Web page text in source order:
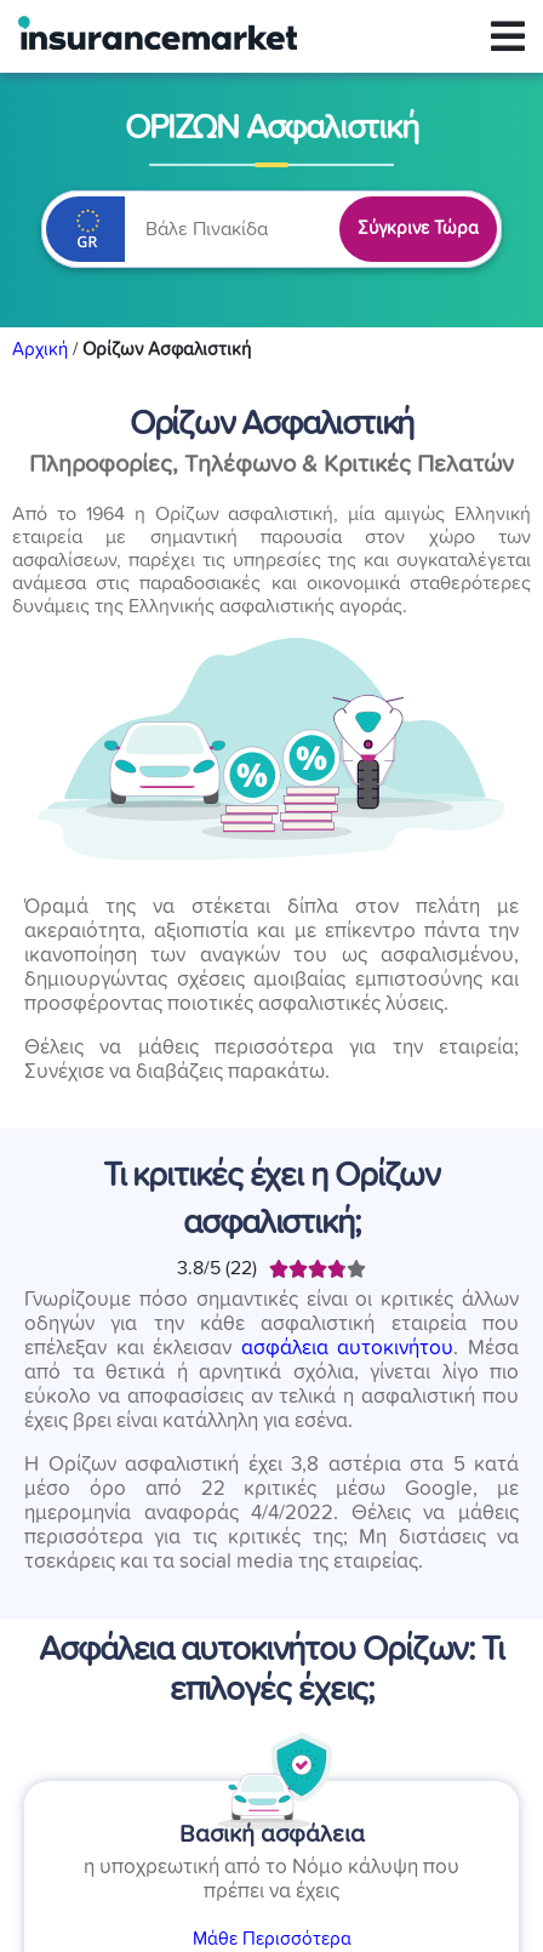
ΟΡΙΖΩΝ Ασφαλιστική
Σύγκρινε Τώρα
Αρχική / Ορίζων Ασφαλιστική
Ορίζων Ασφαλιστική
Πληροφορίες, Τηλέφωνο & Κριτικές Πελατών
Από το 1964 η Ορίζων ασφαλιστική, μία αμιγώς Ελληνική
εταιρεία με σημαντική παρουσία στον χώρο των
ασφαλίσεων, παρέχει τις υπηρεσίες της και συγκαταλέγεται
ανάμεσα στις παραδοσιακές και οικονομικά σταθερότερες
δυνάμεις της Ελληνικής ασφαλιστικής αγοράς.
Όραμά της να στέκεται δίπλα στον πελάτη με
ακεραιότητα, αξιοπιστία και με επίκεντρο πάντα την
ικανοποίηση των αναγκών του ως ασφαλισμένου,
δημιουργώντας σχέσεις αμοιβαίας εμπιστοσύνης και
προσφέροντας ποιοτικές ασφαλιστικές λύσεις.
Θέλεις να μάθεις περισσότερα για την εταιρεία;
Συνέχισε να διαβάζεις παρακάτω.
Τι κριτικές έχει η Ορίζων
ασφαλιστική;
3.8/5 (22) 
Γνωρίζουμε πόσο σημαντικές είναι οι κριτικές άλλων
οδηγών για την κάθε ασφαλιστική εταιρεία που
επέλεξαν και έκλεισαν ασφάλεια αυτοκινήτου. Μέσα
από τα θετικά ή αρνητικά σχόλια, γίνεται λίγο πιο
εύκολο να αποφασίσεις αν τελικά η ασφαλιστική που
έχεις βρει είναι κατάλληλη για εσένα.
Η Ορίζων ασφαλιστική έχει 3,8 αστέρια στα 5 κατά
μέσο όρο από 22 κριτικές μέσω Google, με
ημερομηνία αναφοράς 4/4/2022. Θέλεις να μάθεις
περισσότερα για τις κριτικές της; Μη διστάσεις να
τσεκάρεις και τα social media της εταιρείας.
Ασφάλεια αυτοκινήτου Ορίζων: Τι
επιλογές έχεις;
Βασική ασφάλεια
η υποχρεωτική από το Νόμο κάλυψη που
πρέπει να έχεις
Μάθε Περισσότερα